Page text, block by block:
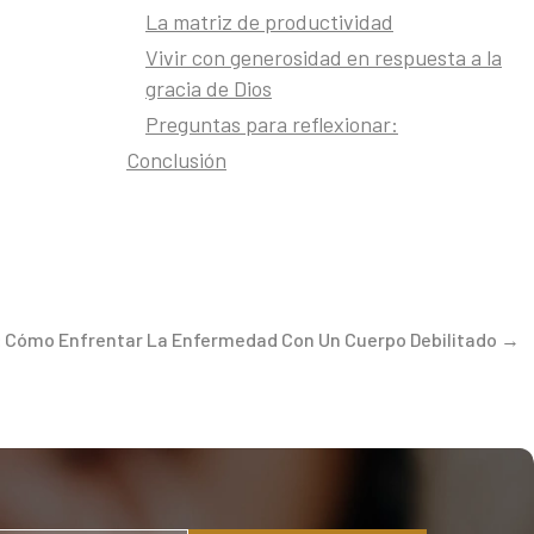
a
fin de
La matriz de productividad
Vivir con generosidad en respuesta a la
gracia de Dios
Preguntas para reflexionar:
Conclusión
Cómo Enfrentar La Enfermedad Con Un Cuerpo Debilitado →